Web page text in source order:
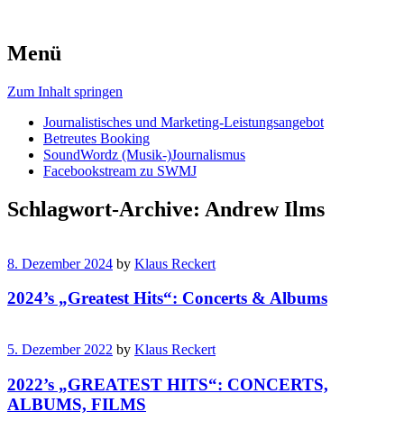
Menü
Zum Inhalt springen
Journalistisches und Marketing-Leistungsangebot
Betreutes Booking
SoundWordz (Musik-)Journalismus
Facebookstream zu SWMJ
Schlagwort-Archive: Andrew Ilms
8. Dezember 2024 by Klaus Reckert
2024’s „Greatest Hits“: Concerts & Albums
5. Dezember 2022 by Klaus Reckert
2022’s „GREATEST HITS“: CONCERTS,
ALBUMS, FILMS